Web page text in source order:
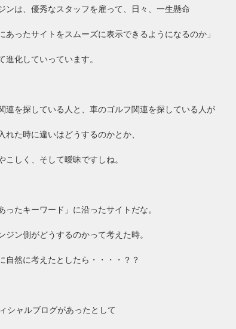
ンは、優秀なスタッフを雇って、日々、一生懸命
あったサイトをスムーズに表示できるようになるのか」
進化していっています。
連を探している人と、車のゴルフ関連を探している人が
れた時に違いはどうするのかとか、
こしく、そして曖昧ですしね。
ったキーワード」に沿ったサイトだな。
ジン側がどうするのかって考えた時。
自然に考えたとしたら・・・・？？
シャルブログがあったとして